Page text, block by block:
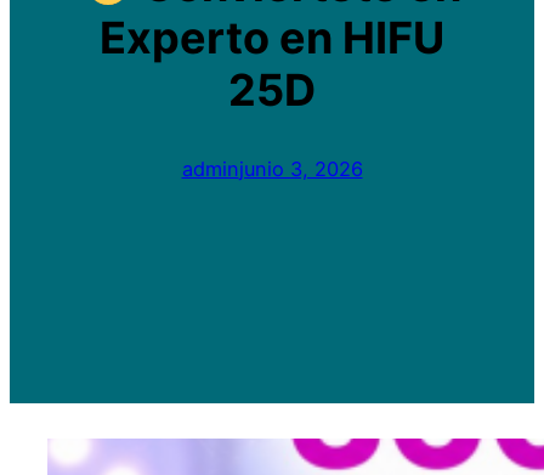
Experto en HIFU
25D
adminjunio 3, 2026